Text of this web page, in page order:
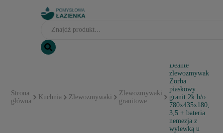
Strona
główna
Kuchnia Zlewozmywaki
Zlewozmywaki
granitowe
Deante
zlewozmywak
Zorba
piaskowy
granit 2k b/o
780x435x180,
3,5 + bateria
nemezja z
wylewką u